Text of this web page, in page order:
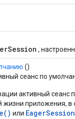
,
()
сеанс по
активный сеанс
жизни приложения, в
или